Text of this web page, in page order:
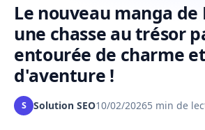
Le nouveau manga de
une chasse au trésor
entourée de charme et
d'aventure !
S Solution SEO10/02/20265 min de